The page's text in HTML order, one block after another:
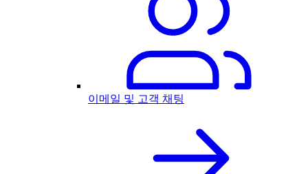
이메일 및 고객 채팅